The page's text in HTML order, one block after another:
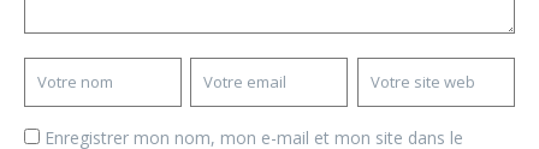
Enregistrer mon nom, mon e-mail et mon site dans le